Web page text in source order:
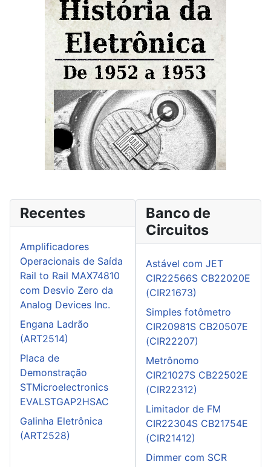
Recentes
Amplificadores
Operacionais de Saída
Rail to Rail MAX74810
com Desvio Zero da
Analog Devices Inc.
Engana Ladrão
(ART2514)
Placa de
Demonstração
STMicroelectronics
EVALSTGAP2HSAC
Galinha Eletrônica
(ART2528)
Banco de
Circuitos
Astável com JET
CIR22566S CB22020E
(CIR21673)
Simples fotômetro
CIR20981S CB20507E
(CIR22207)
Metrônomo
CIR21027S CB22502E
(CIR22312)
Limitador de FM
CIR22304S CB21754E
(CIR21412)
Dimmer com SCR